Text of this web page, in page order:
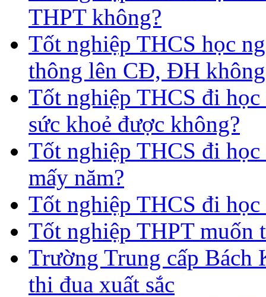
THPT không?
Tốt nghiệp THCS học
thông lên CĐ, ĐH
Tốt nghiệp THCS đi học
sức khoẻ được không?
Tốt nghiệp THCS đi
mấy năm?
Tốt nghiệp THCS đi
Tốt nghiệp THPT muốn
Trường Trung cấp Bách
thi đua xuất sắc